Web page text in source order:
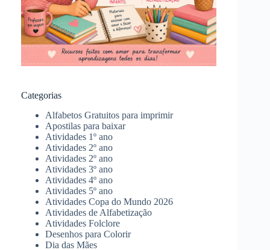
Categorias
Alfabetos Gratuitos para imprimir
Apostilas para baixar
Atividades 1º ano
Atividades 2º ano
Atividades 2º ano
Atividades 3º ano
Atividades 4º ano
Atividades 5º ano
Atividades Copa do Mundo 2026
Atividades de Alfabetização
Atividades Folclore
Desenhos para Colorir
Dia das Mães